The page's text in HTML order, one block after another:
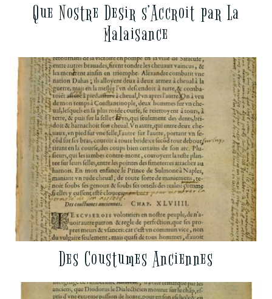
Que Nostre Desir s’Accroit par La
Malaisance
Des Coustumes Anciennes